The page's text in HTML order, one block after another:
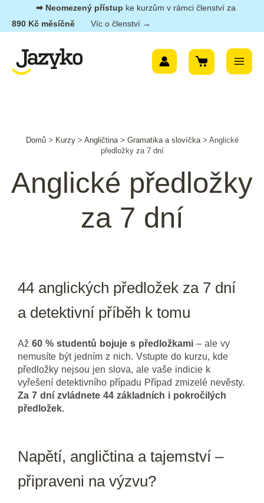
Přeskočit➡︎ Neomezený přístup ke kurzům v rámci členství za
890 Kč měsíčně
Víc o členství →
Menu
Domů> Kurzy> Angličtina> Gramatika a slovíčka> Anglické
předložky za 7 dní
Anglické předložky
za 7 dní
44 anglických předložek za 7 dní
a detektivní příběh k tomu
Až 60 % studentů bojuje s předložkami – ale vy
nemusíte být jedním z nich. Vstupte do kurzu, kde
předložky nejsou jen slova, ale vaše indicie k
vyřešení detektivního případu Případ zmizelé nevěsty.
Za 7 dní zvládnete 44 základních i pokročilých
předložek.
Napětí, angličtina a tajemství –
připraveni na výzvu?